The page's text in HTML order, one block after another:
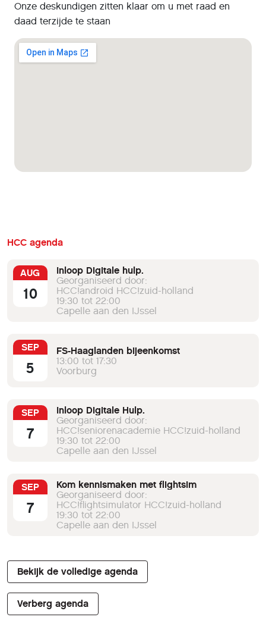
Onze deskundigen zitten klaar om u met raad en
daad terzijde te staan
HCC agenda
AUG
10
Inloop Digitale hulp.
Georganiseerd door:
HCC!android HCC!zuid-holland
19:30 tot 22:00
Capelle aan den IJssel
SEP
5
FS-Haaglanden bijeenkomst
13:00 tot 17:30
Voorburg
SEP
7
Inloop Digitale Hulp.
Georganiseerd door:
HCC!seniorenacademie HCC!zuid-holland
19:30 tot 22:00
Capelle aan den IJssel
SEP
7
Kom kennismaken met flightsim
Georganiseerd door:
HCC!flightsimulator HCC!zuid-holland
19:30 tot 22:00
Capelle aan den IJssel
Bekijk de volledige agenda
Verberg agenda